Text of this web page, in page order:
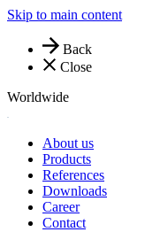
Skip to main content
Back
Close
Worldwide
About us
Products
References
Downloads
Career
Contact